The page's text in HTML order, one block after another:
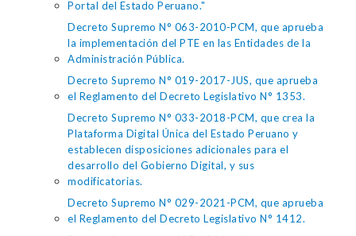
Portal del Estado Peruano."
Decreto Supremo N° 063-2010-PCM, que aprueba
la implementación del PTE en las Entidades de la
Administración Pública.
Decreto Supremo N° 019-2017-JUS, que aprueba
el Reglamento del Decreto Legislativo N° 1353.
Decreto Supremo N° 033-2018-PCM, que crea la
Plataforma Digital Única del Estado Peruano y
establecen disposiciones adicionales para el
desarrollo del Gobierno Digital, y sus
modificatorias.
Decreto Supremo N° 029-2021-PCM, que aprueba
el Reglamento del Decreto Legislativo N° 1412.